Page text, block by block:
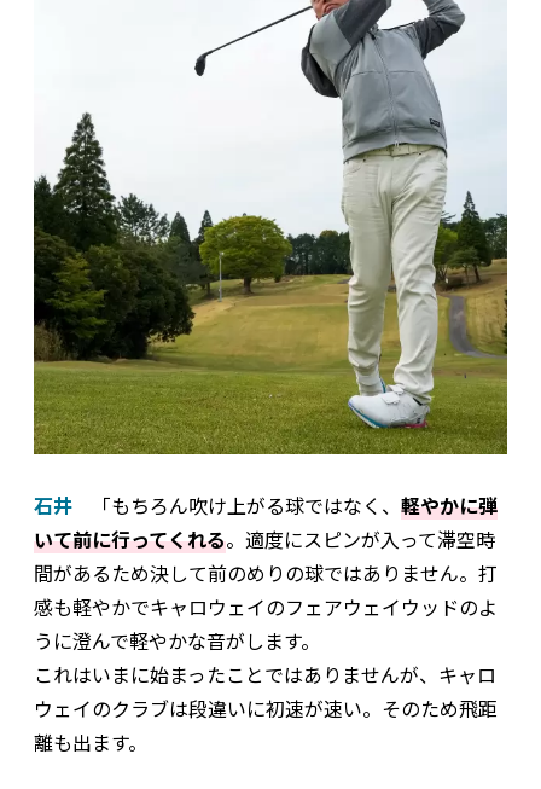
石井 「もちろん吹け上がる球ではなく、 軽やかに弾
いて前に行ってくれる。適度にスピンが入って滞空時
間があるため決して前のめりの球ではありません。打
感も軽やかでキャロウェイのフェアウェイウッドのよ
うに澄んで軽やかな音がします。
これはいまに始まったことではありませんが、キャロ
ウェイのクラブは段違いに初速が速い。そのため飛距
離も出ます。